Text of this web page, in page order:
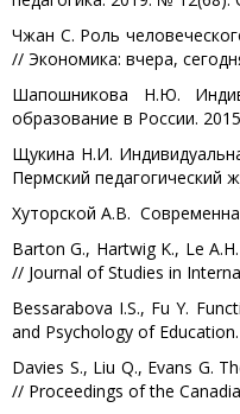
Чжан С. Роль
// Экономика: вчера,
Шапошникова Н.Ю.
образование в России.
Щукина Н.И.
Пермский педагогический
Хуторской А.В.
Barton G., Hartwig K., Le
// Journal of Studies in
Bessarabova I.S., Fu Y.
and Psychology of
Davies S., Liu Q., Evans G.
// Proceedings of the